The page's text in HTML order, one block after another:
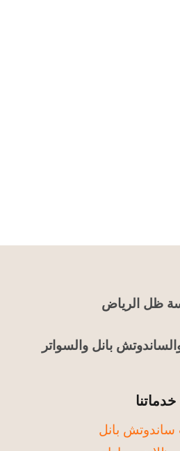
ظل الرياض
بانل والسواتر
خدماتنا
ساندوتش بانل